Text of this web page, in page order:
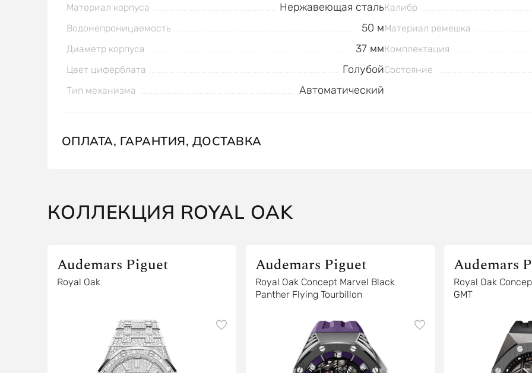
Материал корпуса Нержавеющая сталь
Водонепроницаемость 50 м
Диаметр корпуса 37 мм
Цвет циферблата Голубой
Тип механизма Автоматический
Калибр
Материал ремешка
Комплектация
Состояние
ОПЛАТА, ГАРАНТИЯ, ДОСТАВКА
КОЛЛЕКЦИЯ ROYAL OAK
Audemars Piguet
Royal Oak
Audemars Piguet
Royal Oak Concept Marvel Black
Panther Flying Tourbillon
Audemars
Royal Oak
GMT